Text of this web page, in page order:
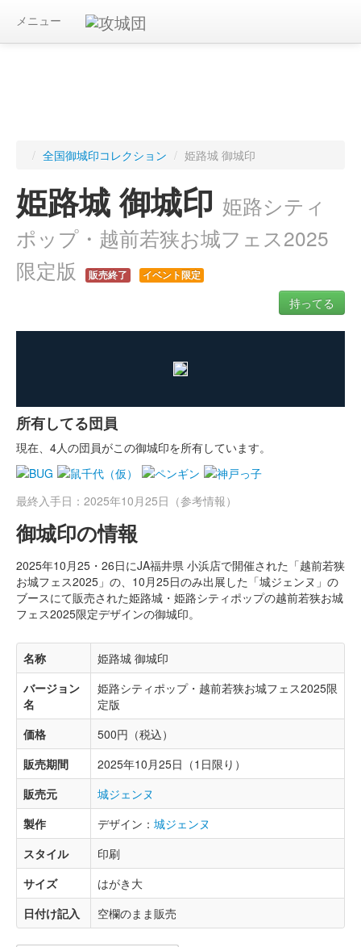
メニュー
/ 全国御城印コレクション / 姫路城 御城印
姫路城 御城印 姫路シティ
ポップ・越前若狭お城フェス2025
限定版
販売終了 イベント限定
持ってる
所有してる団員
現在、4人の団員がこの御城印を所有しています。
最終入手日：2025年10月25日（参考情報）
御城印の情報
2025年10月25・26日にJA福井県 小浜店で開催された「越前若狭
お城フェス2025」の、10月25日のみ出展した「城ジェンヌ」の
ブースにて販売された姫路城・姫路シティポップの越前若狭お城
フェス2025限定デザインの御城印。
名称
姫路城 御城印
バージョン
名
姫路シティポップ・越前若狭お城フェス2025限
定版
価格
500円（税込）
販売期間
2025年10月25日（1日限り）
販売元
城ジェンヌ
製作
デザイン： 城ジェンヌ
スタイル
印刷
サイズ
はがき大
日付け記入
空欄のまま販売